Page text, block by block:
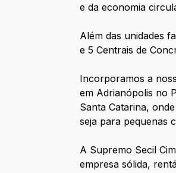
e da economia
Além das unidades
e 5 Centrais de
Incorporamos a
em Adrianópolis no
Santa Catarina,
seja para pequenas
A Supremo Secil
empresa sólida,